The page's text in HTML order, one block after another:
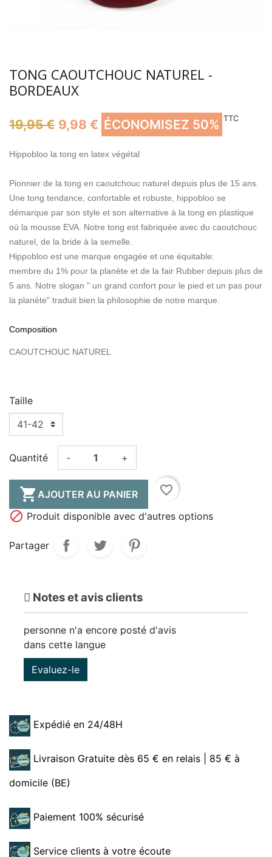
TONG CAOUTCHOUC NATUREL -
BORDEAUX
19,95 € 9,98 € ÉCONOMISEZ 50% TTC
Hippobloo la tong en latex végétal
Pionnier de la tong en caoutchouc naturel depuis plus de 15 ans.
Une tong tendance, confortable et robuste, hippobloo se
démarque par son style et son alternative à la tong en plastique
où la mousse EVA. Notre tong est fabriquée avec du caoutchouc
naturel, de la bride à la semelle.
Hippobloo est une marque engagée et une équitable:
membre du 1% pour la planète et de la fair Rubber depuis plus de
5 ans. Notre slogan " un grand confort pour le pied et un pas pour
la planète" traduit bien la philosophie de notre marque.
Composition
CAOUTCHOUC NATUREL
Taille
Quantité - +
AJOUTER AU PANIER
favorite_border
 Produit disponible avec d'autres options
Partager
Notes et avis clients
personne n'a encore posté d'avis
dans cette langue
Evaluez-le
Expédié en 24/48H
Livraison Gratuite dès 65 € en relais | 85 € à
domicile (BE)
Paiement 100% sécurisé
Service clients à votre écoute